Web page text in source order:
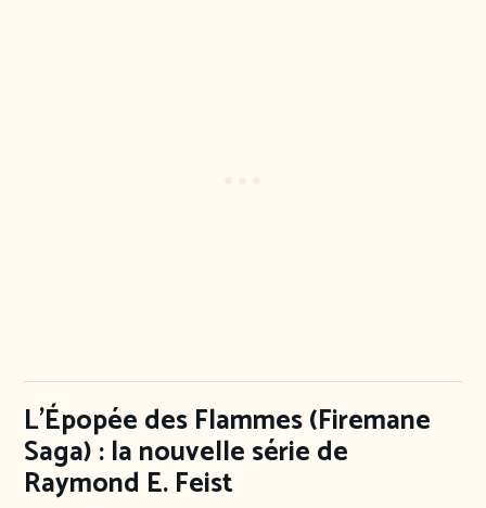
L’Épopée des Flammes (Firemane
Saga) : la nouvelle série de
Raymond E. Feist